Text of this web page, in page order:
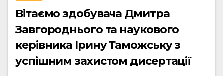
Вітаємо здобувача Дмитра
Завгороднього та наукового
керівника Ірину Таможську з
успішним захистом дисертації